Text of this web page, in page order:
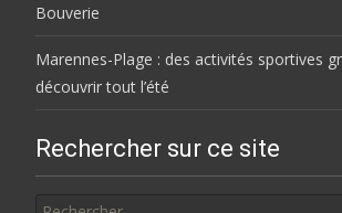
Bouverie
Marennes-Plage : des activités sportives
découvrir tout l’été
Rechercher sur ce site